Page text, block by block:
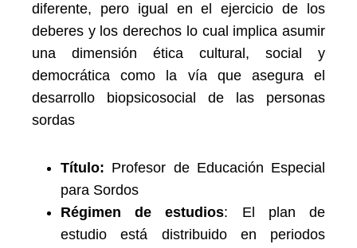
diferente, pero igual en el ejercicio de los
deberes y los derechos lo cual implica asumir
una dimensión ética cultural, social y
democrática como la vía que asegura el
desarrollo biopsicosocial de las personas
sordas
Título: Profesor de Educación Especial
para Sordos
Régimen de estudios: El plan de
estudio está distribuido en periodos